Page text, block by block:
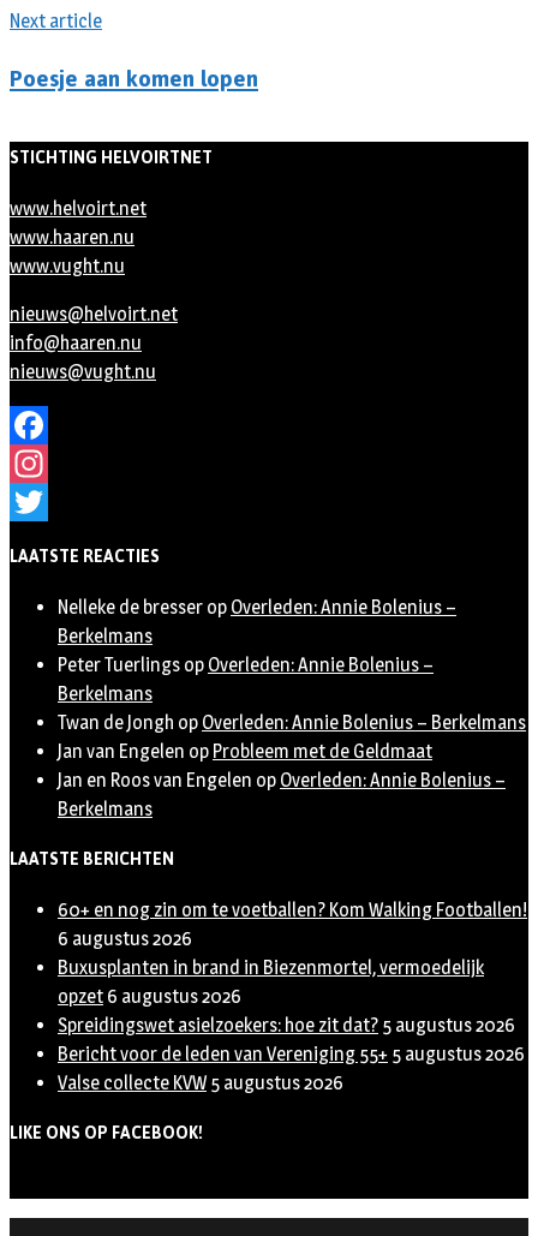
Next article
Poesje aan komen lopen
STICHTING HELVOIRTNET
www.helvoirt.net
www.haaren.nu
www.vught.nu
nieuws@helvoirt.net
info@haaren.nu
nieuws@vught.nu
Facebook
Instagram
LAATSTE REACTIES
Nelleke de bresser op Overleden: Annie Bolenius –
Berkelmans
Peter Tuerlings op Overleden: Annie Bolenius –
Berkelmans
Twan de Jongh op Overleden: Annie Bolenius – Berkelmans
Jan van Engelen op Probleem met de Geldmaat
Jan en Roos van Engelen op Overleden: Annie Bolenius –
Berkelmans
LAATSTE BERICHTEN
60+ en nog zin om te voetballen? Kom Walking Footballen!
6 augustus 2026
Buxusplanten in brand in Biezenmortel, vermoedelijk
opzet 6 augustus 2026
Spreidingswet asielzoekers: hoe zit dat? 5 augustus 2026
Bericht voor de leden van Vereniging 55+ 5 augustus 2026
Valse collecte KVW 5 augustus 2026
LIKE ONS OP FACEBOOK!